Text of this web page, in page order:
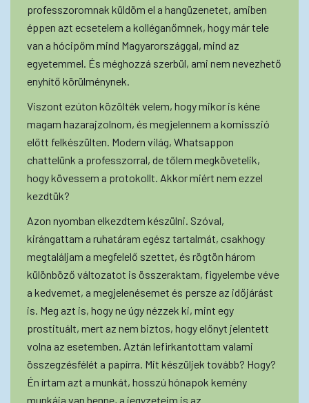
professzoromnak küldöm el a hangüzenetet, amiben
éppen azt ecsetelem a kolléganőmnek, hogy már tele
van a hócipőm mind Magyarországgal, mind az
egyetemmel. És méghozzá szerbül, ami nem nevezhető
enyhítő körülménynek.
Viszont ezúton közölték velem, hogy mikor is kéne
magam hazarajzolnom, és megjelennem a komisszió
előtt felkészülten. Modern világ, Whatsappon
chattelünk a professzorral, de tőlem megkövetelik,
hogy kövessem a protokollt. Akkor miért nem ezzel
kezdtük?
Azon nyomban elkezdtem készülni. Szóval,
kirángattam a ruhatáram egész tartalmát, csakhogy
megtaláljam a megfelelő szettet, és rögtön három
különböző változatot is összeraktam, figyelembe véve
a kedvemet, a megjelenésemet és persze az időjárást
is. Meg azt is, hogy ne úgy nézzek ki, mint egy
prostituált, mert az nem biztos, hogy előnyt jelentett
volna az esetemben. Aztán lefirkantottam valami
összegzésfélét a papírra. Mit készüljek tovább? Hogy?
Én írtam azt a munkát, hosszú hónapok kemény
munkája van benne, a jegyzeteim is az